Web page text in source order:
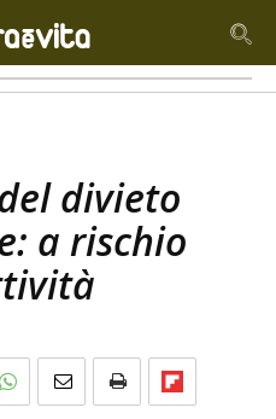
divieto
a rischio